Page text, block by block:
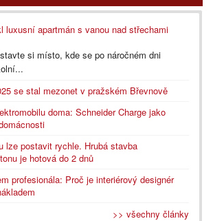
luxusní apartmán s vanou nad střechami
si místo, kde se po náročném dni
se stal mezonet v pražském Břevnově
doma: Schneider Charge jako
lze postavit rychle. Hrubá stavba
je hotová do 2 dnů
profesionála: Proč je interiérový designér
>> všechny články